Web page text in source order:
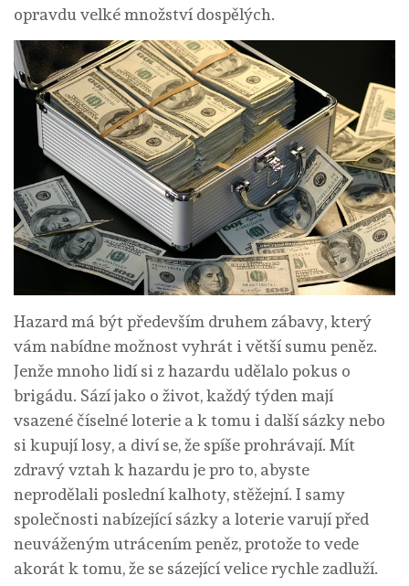
opravdu velké množství dospělých.
Hazard má být především druhem zábavy, který
vám nabídne možnost vyhrát i větší sumu peněz.
Jenže mnoho lidí si z hazardu udělalo pokus o
brigádu. Sází jako o život, každý týden mají
vsazené číselné loterie a k tomu i další sázky nebo
si kupují losy, a diví se, že spíše prohrávají. Mít
zdravý vztah k hazardu je pro to, abyste
neprodělali poslední kalhoty, stěžejní. I samy
společnosti nabízející sázky a loterie varují před
neuváženým utrácením peněz, protože to vede
akorát k tomu, že se sázející velice rychle zadluží.